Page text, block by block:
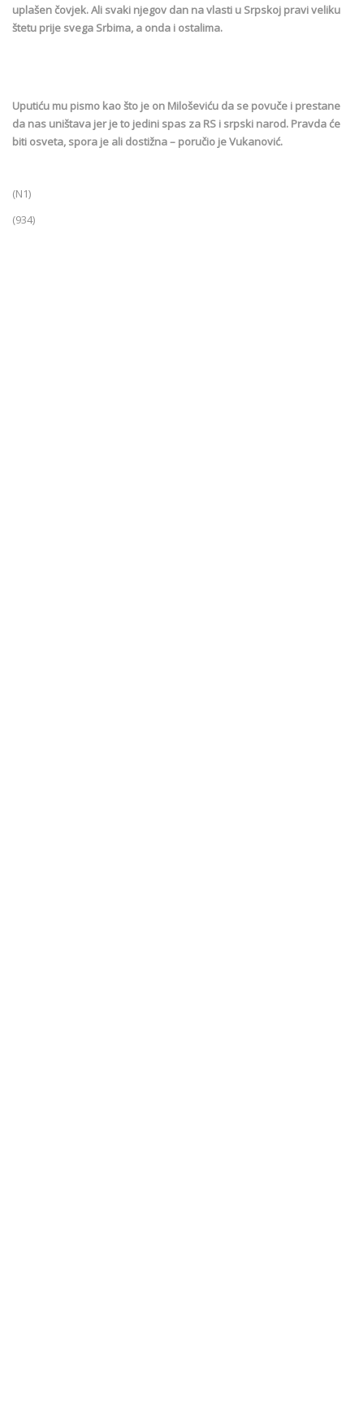
uplašen čovjek. Ali svaki njegov dan na vlasti u Srpskoj pravi veliku
štetu prije svega Srbima, a onda i ostalima.
Uputiću mu pismo kao što je on Miloševiću da se povuče i prestane
da nas uništava jer je to jedini spas za RS i srpski narod. Pravda će
biti osveta, spora je ali dostižna – poručio je Vukanović.
(N1)
(934)